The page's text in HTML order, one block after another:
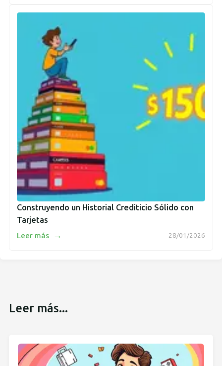
Construyendo un Historial Crediticio Sólido con
Tarjetas
28/01/2026
Leer más →
Leer más...